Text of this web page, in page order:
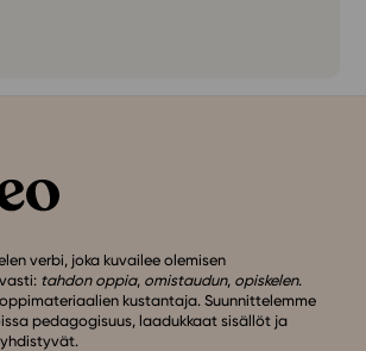
verbi, joka kuvailee olemisen
tahdon oppia, omistaudun, opiskelen.
kustantaja. Suunnittelemme
pedagogisuus, laadukkaat sisällöt ja